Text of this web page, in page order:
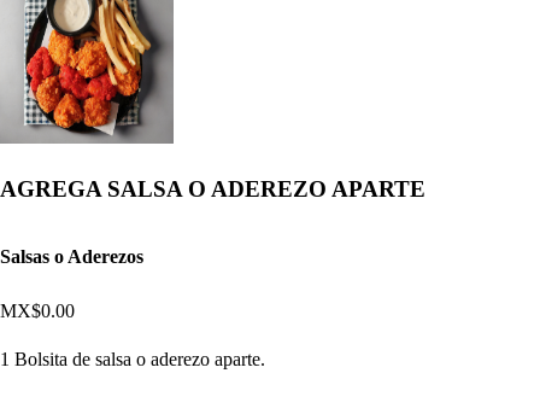
AGREGA SALSA O ADEREZO APARTE
Salsas o Aderezos
MX$0.00
1 Bolsita de salsa o aderezo aparte.